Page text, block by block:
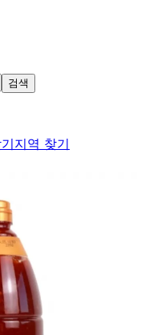
검색
지역 찾기